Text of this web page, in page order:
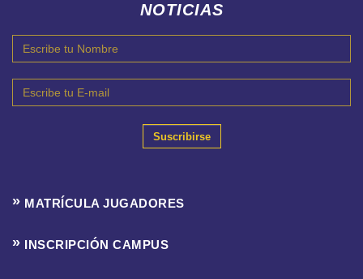
NOTICIAS
Suscribirse
MATRÍCULA JUGADORES
INSCRIPCIÓN CAMPUS